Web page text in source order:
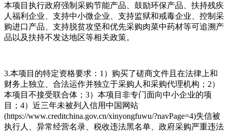
本项目执行政府强制采购节能产品、鼓励环保产品、扶持残疾
人福利企业、支持中小微企业、支持监狱和戒毒企业、控制采
购进口产品、支持脱贫攻坚和优先采购肉菜中药材等可追溯产
品以及扶持不发达地区等相关政策。
3.本项目的特定资格要求：1）购买了磋商文件且在法律上和
财务上独立、合法运作并独立于采购人和采购代理机构；2）
本项目不接受联合体；3）本项目非专门面向中小企业的项
目；4）近三年未被列入信用中国网站
(https://www.creditchina.gov.cn/xinyongfuwu/?navPage=4)失信被
执行人、异常经营名录、税收违法黑名单、政府采购严重违法